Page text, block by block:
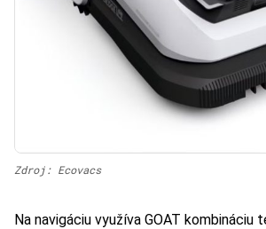
Zdroj: Ecovacs
Na navigáciu využíva GOAT kombináciu